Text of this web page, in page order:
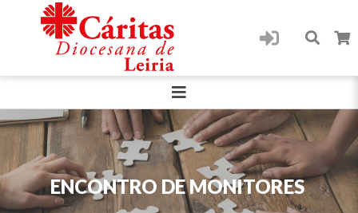
ENCONTRO DE MONITORES